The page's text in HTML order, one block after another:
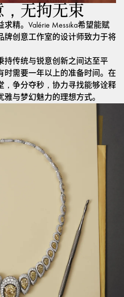
无拘无束
精。Valérie Messika希望能赋
牌创意工作室的设计师致力于将
持传统与锐意创新之间达至平
时需要一年以上的准备时间。在
，争分夺秒，协力寻找能够诠释
与梦幻魅力的理想方式。